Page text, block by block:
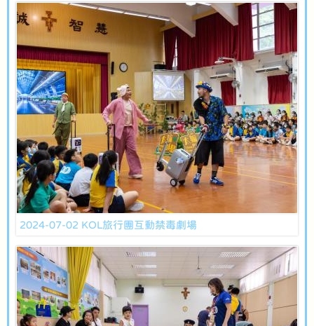
2024-07-02 KOL旅行團互動禁毒劇場